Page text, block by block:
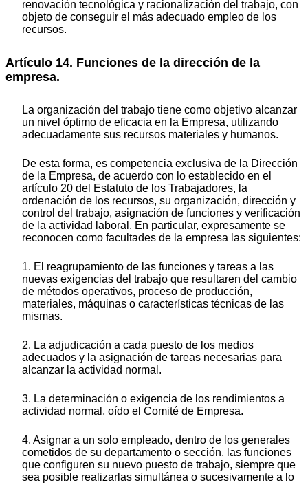
renovación tecnológica y racionalización del trabajo, con
objeto de conseguir el más adecuado empleo de los
recursos.
Artículo 14. Funciones de la dirección de la
empresa.
La organización del trabajo tiene como objetivo alcanzar
un nivel óptimo de eficacia en la Empresa, utilizando
adecuadamente sus recursos materiales y humanos.
De esta forma, es competencia exclusiva de la Dirección
de la Empresa, de acuerdo con lo establecido en el
artículo 20 del Estatuto de los Trabajadores, la
ordenación de los recursos, su organización, dirección y
control del trabajo, asignación de funciones y verificación
de la actividad laboral. En particular, expresamente se
reconocen como facultades de la empresa las siguientes:
1. El reagrupamiento de las funciones y tareas a las
nuevas exigencias del trabajo que resultaren del cambio
de métodos operativos, proceso de producción,
materiales, máquinas o características técnicas de las
mismas.
2. La adjudicación a cada puesto de los medios
adecuados y la asignación de tareas necesarias para
alcanzar la actividad normal.
3. La determinación o exigencia de los rendimientos a
actividad normal, oído el Comité de Empresa.
4. Asignar a un solo empleado, dentro de los generales
cometidos de su departamento o sección, las funciones
que configuren su nuevo puesto de trabajo, siempre que
sea posible realizarlas simultánea o sucesivamente a lo